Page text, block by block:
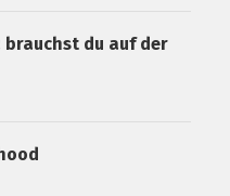
brauchst du auf der